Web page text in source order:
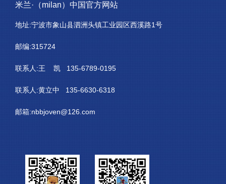
米兰·（milan）中国官方网站
地址:宁波市象山县泗洲头镇工业园区西溪路1号
邮编:315724
联系人:王 凯 135-6789-0195
联系人:黄立中 135-6630-6318
邮箱:nbbjoven@126.com